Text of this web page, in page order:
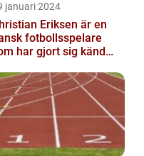
januari 2024
Eriksen är en
fotbollsspelare
har gjort sig känd